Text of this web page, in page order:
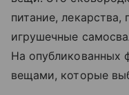
питание,
игрушечные
На опубликованных
вещами, которые